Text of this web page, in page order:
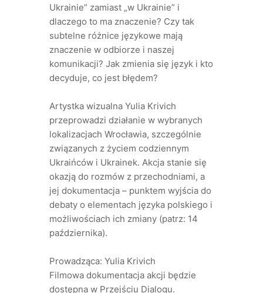
Ukrainie” zamiast „w Ukrainie” i
dlaczego to ma znaczenie? Czy tak
subtelne różnice językowe mają
znaczenie w odbiorze i naszej
komunikacji? Jak zmienia się język i kto
decyduje, co jest błędem?
Artystka wizualna Yulia Krivich
przeprowadzi działanie w wybranych
lokalizacjach Wrocławia, szczególnie
związanych z życiem codziennym
Ukraińców i Ukrainek. Akcja stanie się
okazją do rozmów z przechodniami, a
jej dokumentacja – punktem wyjścia do
debaty o elementach języka polskiego i
możliwościach ich zmiany (patrz: 14
października).
Prowadząca: Yulia Krivich
Filmowa dokumentacja akcji będzie
dostępna w Przejściu Dialogu.